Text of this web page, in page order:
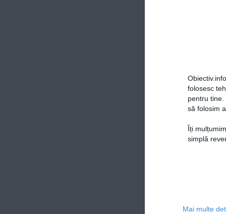
folosesc
pentru
să folosim
Îți
simplă
Mai multe